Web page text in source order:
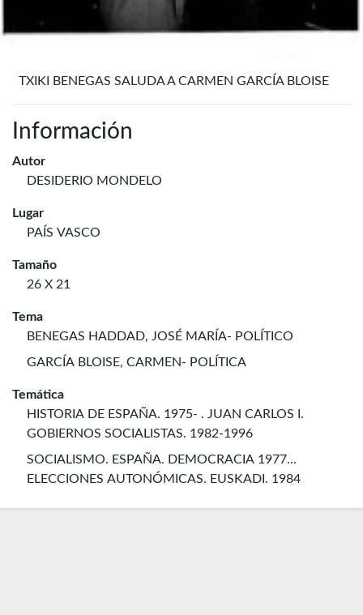
TXIKI BENEGAS SALUDA A CARMEN GARCÍA BLOISE
Información
Autor
DESIDERIO MONDELO
Lugar
PAÍS VASCO
Tamaño
26 X 21
Tema
BENEGAS HADDAD, JOSÉ MARÍA- POLÍTICO
GARCÍA BLOISE, CARMEN- POLÍTICA
Temática
HISTORIA DE ESPAÑA. 1975- . JUAN CARLOS I.
GOBIERNOS SOCIALISTAS. 1982-1996
SOCIALISMO. ESPAÑA. DEMOCRACIA 1977...
ELECCIONES AUTONÓMICAS. EUSKADI. 1984